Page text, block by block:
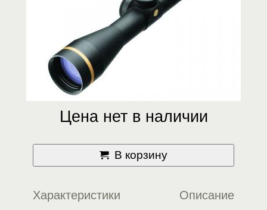
Цена нет в наличии
В корзину
Характеристики Описание